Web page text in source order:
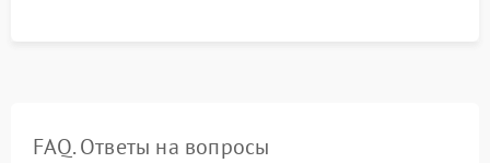
FAQ. Ответы на вопросы